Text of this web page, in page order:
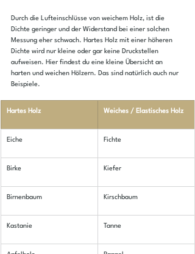
Durch die Lufteinschlüsse von weichem Holz, ist die
Dichte geringer und der Widerstand bei einer solchen
Messung eher schwach. Hartes Holz mit einer höheren
Dichte wird nur kleine oder gar keine Druckstellen
aufweisen. Hier findest du eine kleine Übersicht an
harten und weichen Hölzern. Das sind natürlich auch nur
Beispiele.
​Hartes Holz Weiches / Elastisches Holz
​Eiche Fichte
Birke Kiefer
Birnenbaum Kirschbaum
Kastanie Tanne